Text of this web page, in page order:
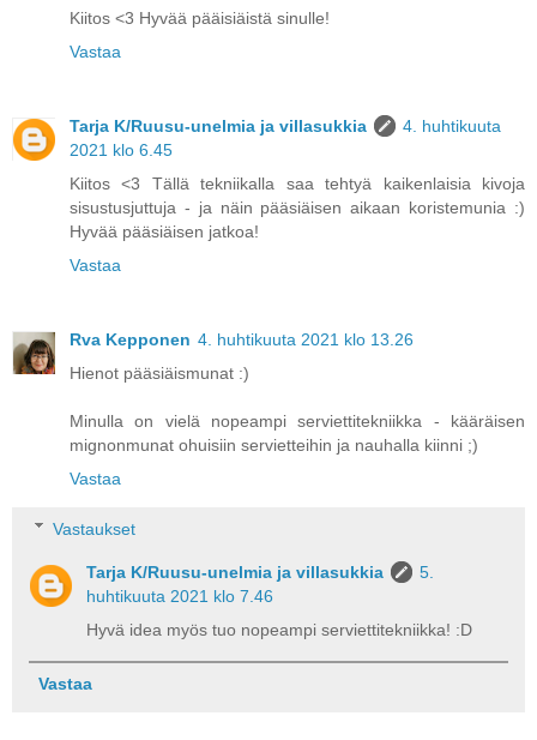
Kiitos <3 Hyvää pääisiäistä sinulle!
Vastaa
Tarja K/Ruusu-unelmia ja villasukkia
4. huhtikuuta
2021 klo 6.45
Kiitos <3 Tällä tekniikalla saa tehtyä kaikenlaisia kivoja
sisustusjuttuja - ja näin pääsiäisen aikaan koristemunia :)
Hyvää pääsiäisen jatkoa!
Vastaa
Rva Kepponen 4. huhtikuuta 2021 klo 13.26
Hienot pääsiäismunat :)
Minulla on vielä nopeampi serviettitekniikka - kääräisen
mignonmunat ohuisiin servietteihin ja nauhalla kiinni ;)
Vastaa
Vastaukset
Tarja K/Ruusu-unelmia ja villasukkia
5.
huhtikuuta 2021 klo 7.46
Hyvä idea myös tuo nopeampi serviettitekniikka! :D
Vastaa